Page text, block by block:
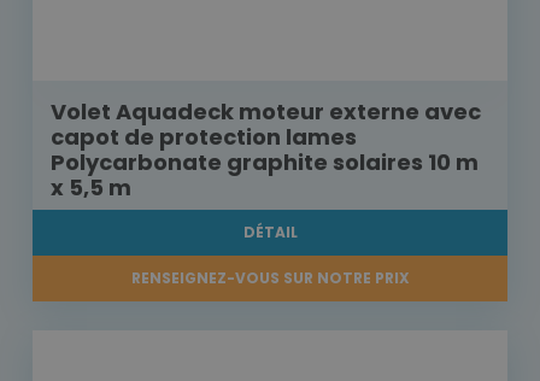
Volet Aquadeck moteur externe avec
capot de protection lames
Polycarbonate graphite solaires 10 m
x 5,5 m
DÉTAIL
RENSEIGNEZ-VOUS SUR NOTRE PRIX